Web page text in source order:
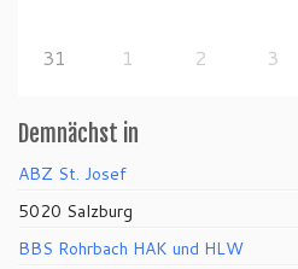
31 1 2 3
Demnächst in
ABZ St. Josef
5020 Salzburg
BBS Rohrbach HAK und HLW